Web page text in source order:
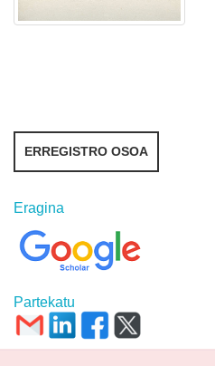
ERREGISTRO OSOA
Eragina
Partekatu